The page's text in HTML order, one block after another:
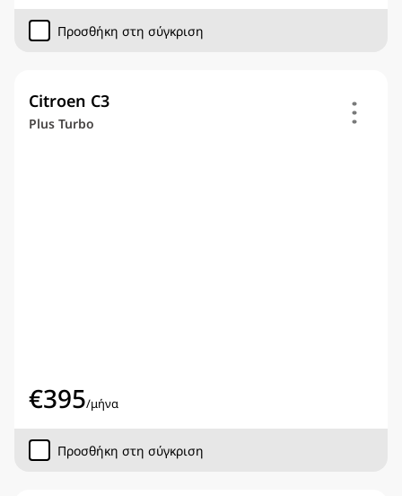
Προσθήκη στη σύγκριση
Citroen C3
Plus Turbo
€395/μήνα
Προσθήκη στη σύγκριση